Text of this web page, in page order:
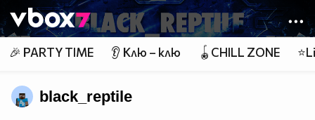
👾
🎉 PARTY TIME 👂 Клю – клю 🪀CHILL ZONE
black_reptile